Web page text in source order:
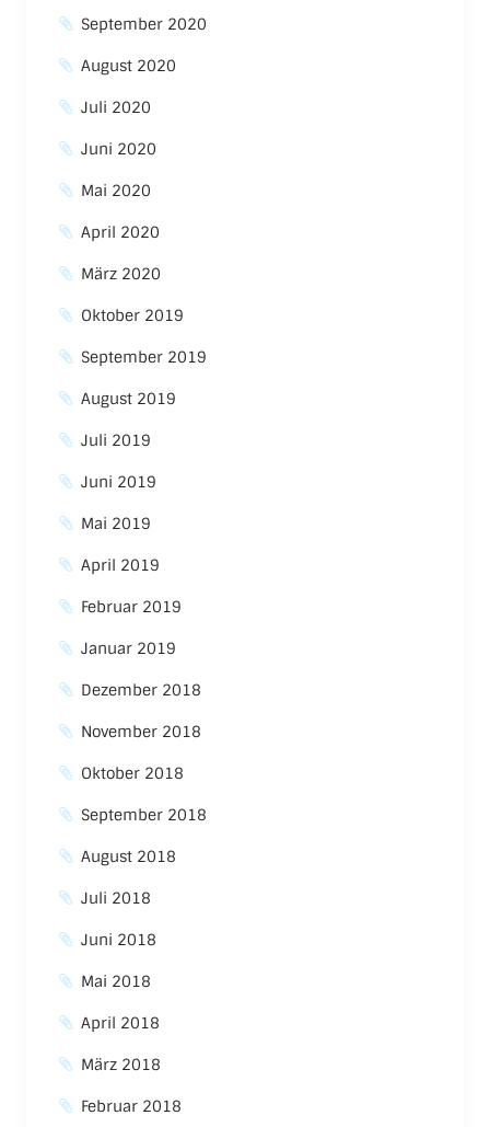
September 2020
August 2020
Juli 2020
Juni 2020
Mai 2020
April 2020
März 2020
Oktober 2019
September 2019
August 2019
Juli 2019
Juni 2019
Mai 2019
April 2019
Februar 2019
Januar 2019
Dezember 2018
November 2018
Oktober 2018
September 2018
August 2018
Juli 2018
Juni 2018
Mai 2018
April 2018
März 2018
Februar 2018